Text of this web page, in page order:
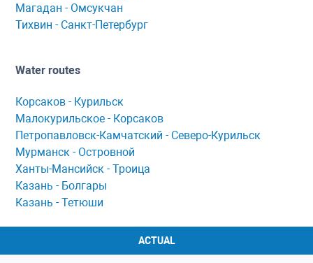
Мaгaдaн - Омсукчaн
Тихвин - Сaнкт-Петербург
Water routes
Корсaков - Курильск
Мaлокурильское - Корсaков
Петропaвловск-Кaмчaтский - Северо-Курильск
Мурманск - Островной
Ханты-Мансийск - Троица
Казань - Болгары
Казань - Тетюши
ACTUAL